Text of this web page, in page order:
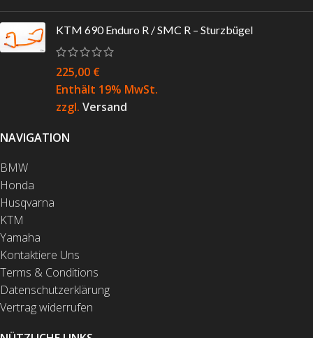
KTM 690 Enduro R / SMC R – Sturzbügel
225,00 €
Enthält 19% MwSt.
zzgl. Versand
NAVIGATION
BMW
Honda
Husqvarna
KTM
Yamaha
Kontaktiere Uns
Terms & Conditions
Datenschutzerklärung
Vertrag widerrufen